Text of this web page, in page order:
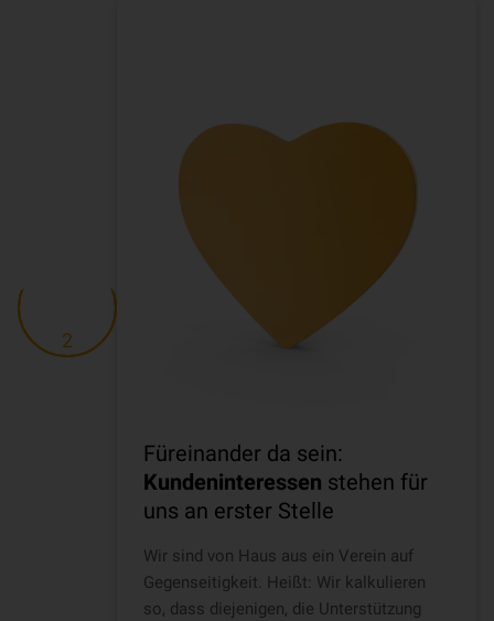
2
Füreinander da sein:
Kundeninteressen stehen für
uns an erster Stelle
Wir sind von Haus aus ein Verein auf
Gegenseitigkeit. Heißt: Wir kalkulieren
so, dass diejenigen, die Unterstützung